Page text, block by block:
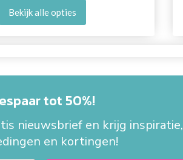
Bekijk alle opties
tot 50%!
nieuwsbrief en krijg inspiratie,
en kortingen!